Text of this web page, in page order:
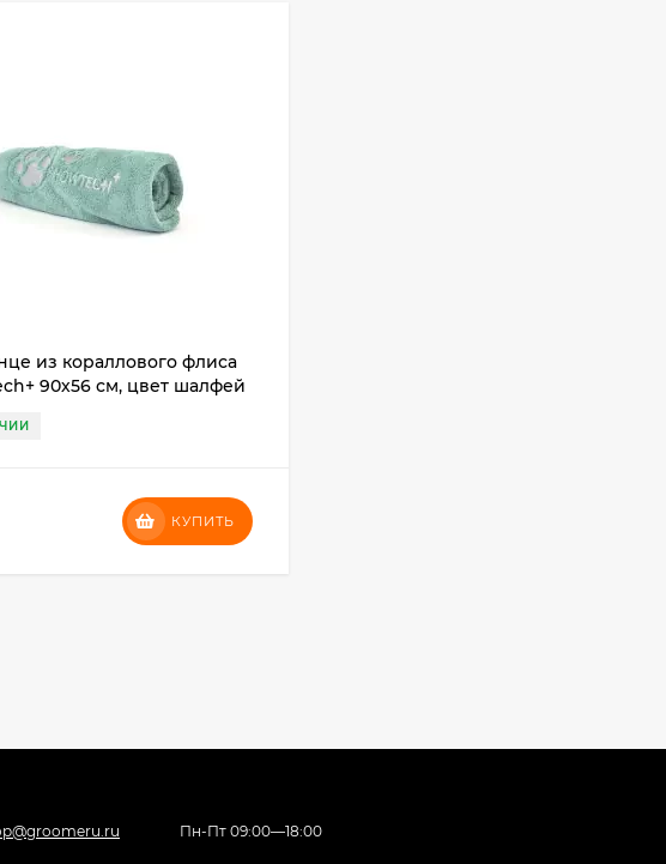
из кораллового флиса
90х56 см, цвет шалфей
КУПИТЬ
Пн-Пт 09:00—18:00